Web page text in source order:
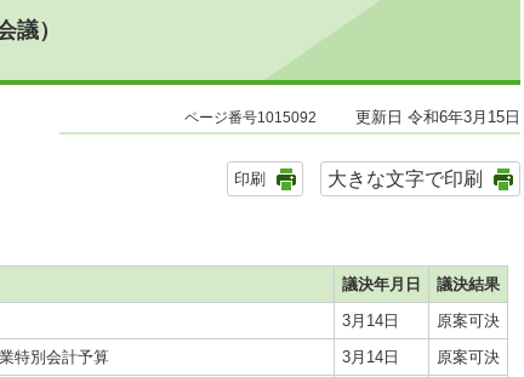
）
ページ番号1015092 更新日 令和6年3月15日
印刷 大きな文字で印刷
議決年月日
議決結果
3月14日
原案可決
特別会計予算 3月14日
原案可決